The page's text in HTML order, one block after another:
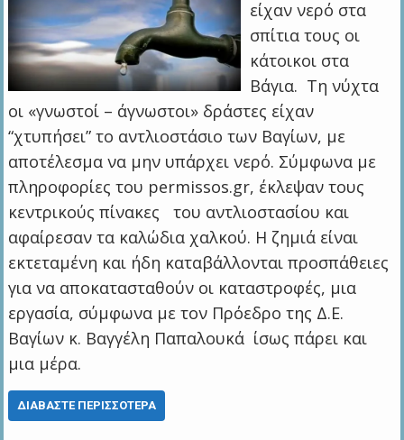
είχαν νερό στα
σπίτια τους οι
κάτοικοι στα
Βάγια. Τη νύχτα
οι «γνωστοί – άγνωστοι» δράστες είχαν
“χτυπήσει” το αντλιοστάσιο των Βαγίων, με
αποτέλεσμα να μην υπάρχει νερό. Σύμφωνα με
πληροφορίες του permissos.gr, έκλεψαν τους
κεντρικούς πίνακες του αντλιοστασίου και
αφαίρεσαν τα καλώδια χαλκού. Η ζημιά είναι
εκτεταμένη και ήδη καταβάλλονται προσπάθειες
για να αποκατασταθούν οι καταστροφές, μια
εργασία, σύμφωνα με τον Πρόεδρο της Δ.Ε.
Βαγίων κ. Βαγγέλη Παπαλουκά ίσως πάρει και
μια μέρα.
ΔΙΑΒΆΣΤΕ ΠΕΡΙΣΣΌΤΕΡΑ